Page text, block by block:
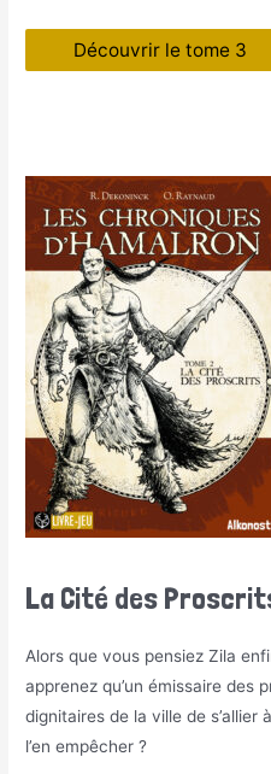
Découvrir le tome 3
La Cité des
Alors que vous pensiez Zila
apprenez qu’un émissaire des
dignitaires de la ville de s’allier
l’en empêcher ?